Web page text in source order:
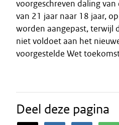
voorgeschreven daling
van 21 jaar naar 18 jaar,
worden aangepast, terwijl
niet voldoet aan het
voorgestelde Wet
Deel deze pagina